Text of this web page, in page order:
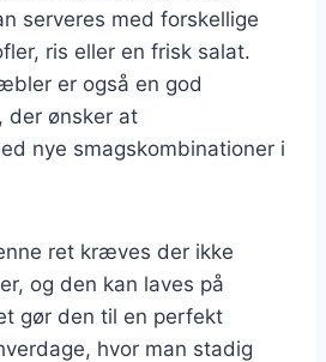
serveres med forskellige
ris eller en frisk salat.
er også en god
der ønsker at
nye smagskombinationer i
ret kræves der ikke
og den kan laves på
gør den til en perfekt
hvor man stadig